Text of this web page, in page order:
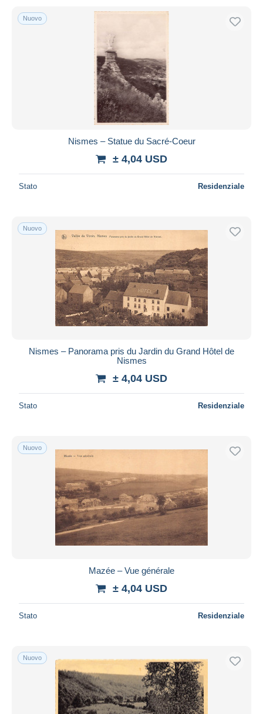
Nuovo
Nismes – Statue du Sacré-Coeur
± 4,04 USD
Stato Residenziale
Nuovo
Nismes – Panorama pris du Jardin du Grand Hôtel de
Nismes
± 4,04 USD
Stato Residenziale
Nuovo
Mazée – Vue générale
± 4,04 USD
Stato Residenziale
Nuovo